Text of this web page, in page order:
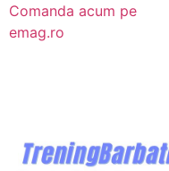
Comanda acum pe
emag.ro